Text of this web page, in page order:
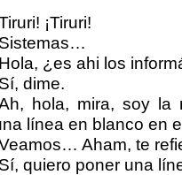
¡Tiruri!
¿es ahi los
dime.
hola, mira, soy la
línea en blanco en
Aham, te
quiero poner una